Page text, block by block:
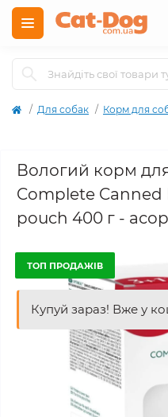
Для собак Корм для
Вологий корм
Complete Canned
pouch 400 г -
Купуй зараз! Вже у
ТОП ПРОДАЖІВ